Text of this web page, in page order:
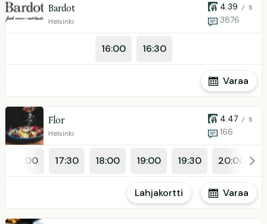
Bardot
Helsinki
4.39 / 5
3876
16:00 16:30
Varaa
Flor
Helsinki
4.47 / 5
166
17:00 17:30 18:00 19:00 19:30 20:00
Varaa
Lahjakortti